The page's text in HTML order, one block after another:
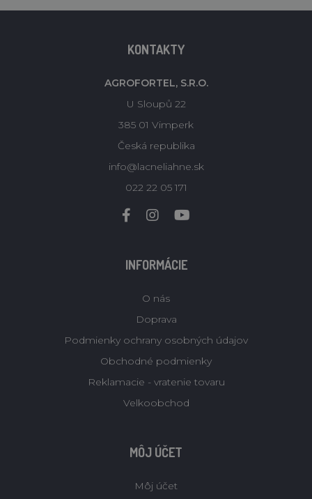
KONTAKTY
AGROFORTEL, S.R.O.
U Sloupů 22
385 01 Vimperk
Česká republika
info@lacneliahne.sk
022 22 05 171
INFORMÁCIE
O nás
Doprava
Podmienky ochrany osobných údajov
Obchodné podmienky
Reklamacie - vratenie tovaru
Velkoobchod
MÔJ ÚČET
Môj účet